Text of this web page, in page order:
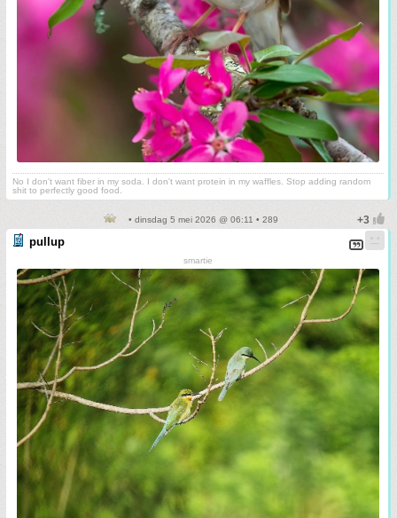
No I don't want fiber in my soda. I don't want protein in my waffles. Stop adding random
shit to perfectly good food.
• dinsdag 5 mei 2026 @ 06:11 • 289
pullup
smartie